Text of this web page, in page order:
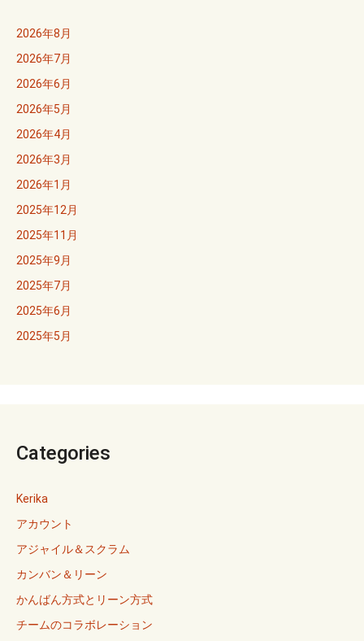
ョ
ン
2026年8月
2026年7月
2026年6月
2026年5月
2026年4月
2026年3月
2026年1月
2025年12月
2025年11月
2025年9月
2025年7月
2025年6月
2025年5月
Categories
Kerika
アカウント
アジャイル＆スクラム
カンバン＆リーン
かんばん方式とリーン方式
チームのコラボレーション